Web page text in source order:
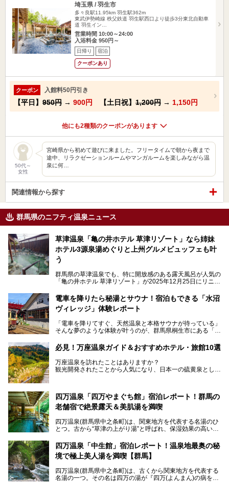
埼玉県 / 羽生市
多々良駅11.95km 羽生駅362m
東武伊勢崎線 秩父鉄道 羽生駅西口より徒歩3分東北自動車
道 羽生イン…
営業時間 10:00～24:00
入浴料金 950円～
日帰り 宿泊
クーポンあり
クーポン 入館料50円引き
【平日】 950円 → 900円 【土日祝】 1,200円 → 1,150円
他にも2種類のクーポンがあります
50代～
女性
宮崎県から初めて遊びに来ました。フリータイムで朝から夜まで
途中、リラクゼーションルームやマンガルームを楽しみながら温
泉に何…
関連情報から探す
群馬県のニフティ温泉ニュース
草津温泉「亀の井ホテル 草津リゾート」なら姉妹
ホテル3源泉湯めぐりと上州グルメビュッフェも叶
う
群馬県の草津温泉でも、特に開放感のある露天風呂が人気の
「亀の井ホテル 草津リゾート」が2025年12月25日にリニュ
ロビーや客室が綺麗になって、上州グルメにこだわったビュ
ッフェも人気！アクセスはシャトルバスで楽々、さらに草津
温泉にある姉妹ホテルの「草津温泉 大東舘」「亀の井ホテ
今回はそんな「亀の井ホテル 草津リゾート」を徹底レポー
───
提供元：アイコニア・ホスピタリティ株式会社【PR】
この記事は亀の井ホテル 草津リゾートのPR記事です。
電車を降りたら秘湯とサウナ！宿泊もできる「水沼
ヴィレッジ」体験レポート
「電車を降りてすぐ、天然温泉と本格サウナが待っている」
そんな夢のような体験が叶うのが、群馬県桐生市にある「駅
日帰り温泉の「水沼の湯」と宿泊もできる「サウナの森」、
２つのエリアがあります。
今回は、その中でも特にユニークな駅直結の「水沼の湯」の
魅力に焦点を当て、温泉好き、サウナー、そして電車旅好き
必見！万座温泉ガイド＆おすすめホテル・旅館10選
万座温泉を訪れたことはありますか？
観光開発されたことから人気になり、日本一の硫黄泉として
も多いかもしれません。
そこで筆者である私が実際に行ってみました！万座温泉の楽
しみ方や周辺の観光地を解説します。
また、日帰り入浴できる温泉から混浴可能な温泉まで、おす
すめの入浴施設もご紹介します！
四万温泉「四万やまぐち館」宿泊レポート！群馬の
老舗宿で絶景露天＆美肌湯を満喫
四万温泉(群馬県中之条町)は、関東地方を代表する名湯のひ
とつ。古から“草津の上がり湯”と呼ばれ、保湿効果の高い美
「四万やまぐち館」は、この地を代表する旅館の一つ。日帰
り入浴も可能ですが、やはり宿泊してじっくり楽しむのがベ
肌湯をはじめ、館内の魅力をたっぷりとご紹介します！
四万温泉「中生館」宿泊レポート！温泉地最奥の秘
境で極上美人湯を満喫【群馬】
四万温泉(群馬県中之条町)は、古くから関東地方を代表する
名湯の一つ。その名は四万の湯が『四万(よんまん)の病を癒